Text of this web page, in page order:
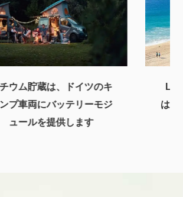
ウム貯蔵は、ドイツのキ
プ車両にバッテリーモジ
ュールを提供します
は、